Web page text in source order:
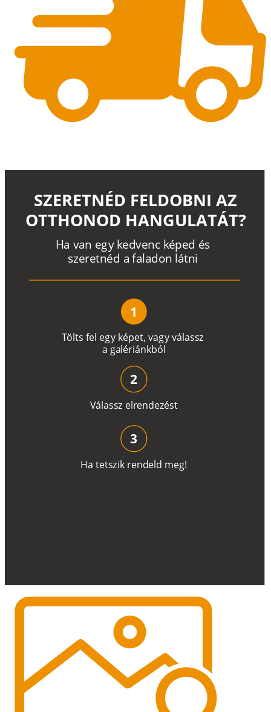
Tölts fel egy képet, vagyválassz
a galériánkból
Ha van egy kedvenc képed és
szeretnéd a faladon látni
SZERETNÉD FELDOBNI AZ
OTTHONOD HANGULATÁT?
1
Válassz elrendezést
2
Ha tetszik rendeld meg!
3